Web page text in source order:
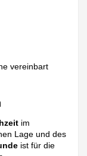
vereinbart
im
Lage und des
ist für die